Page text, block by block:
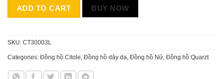
ADD TO CART BUY NOW
SKU: CT30003L
Categories: Đồng hồ Citole Đồng hồ dây da Đồng hồ Nữ Đồng hồ Quarzt